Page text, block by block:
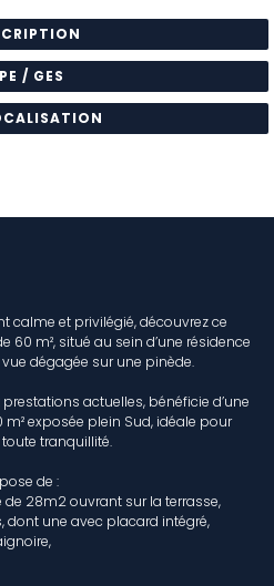
/ GES
calme et privilégié, découvrez ce
60 m², situé au sein d’une résidence
dégagée sur une pinède.
actuelles, bénéficie d’une
m² exposée plein Sud, idéale pour
tranquillité.
de :
28m2 ouvrant sur la terrasse,
une avec placard intégré,